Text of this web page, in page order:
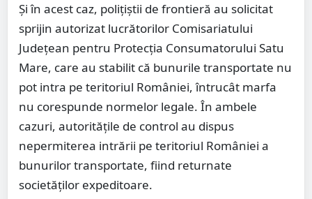
Și în acest caz, polițiștii de frontieră au solicitat
sprijin autorizat lucrătorilor Comisariatului
Județean pentru Protecția Consumatorului Satu
Mare, care au stabilit că bunurile transportate nu
pot intra pe teritoriul României, întrucât marfa
nu corespunde normelor legale. În ambele
cazuri, autoritățile de control au dispus
nepermiterea intrării pe teritoriul României a
bunurilor transportate, fiind returnate
societăţilor expeditoare.